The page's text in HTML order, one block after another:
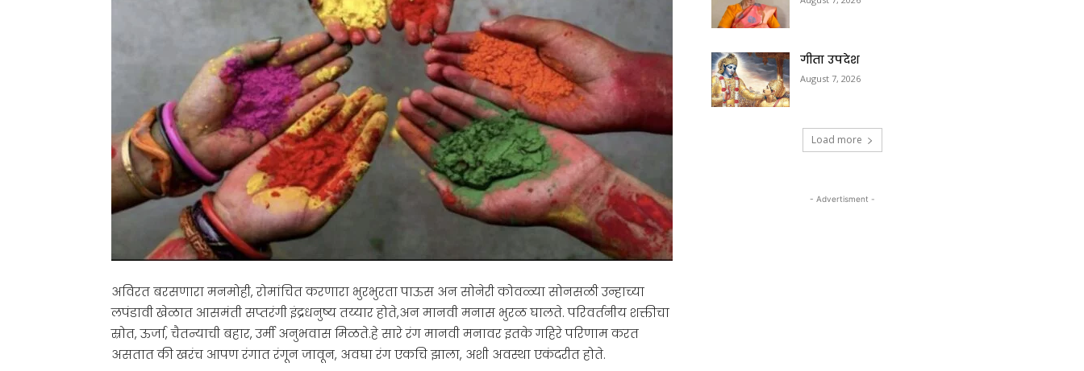
अविरत बरसणारा मनमोही, रोमांचित करणारा भुरभुरता पाऊस अन सोनेरी कोवळ्या सोनसळी उन्हाच्या
लपंडावी खेळात आसमंती सप्तरंगी इंद्रधनुष्य तय्यार होते,अन मानवी मनास भुरळ घालते. परिवर्तनीय शक्तीचा
स्रोत, ऊर्जा, चैतन्याची बहार, उर्मी अनुभवास मिळते.हे सारे रंग मानवी मनावर इतके गहिरे परिणाम करत
असतात की खरंच आपण रंगात रंगून जावून, अवघा रंग एकचि झाला, अशी अवस्था एकंदरीत होते.
गीता उपदेश
August 7, 2026
Load more
- Advertisment -